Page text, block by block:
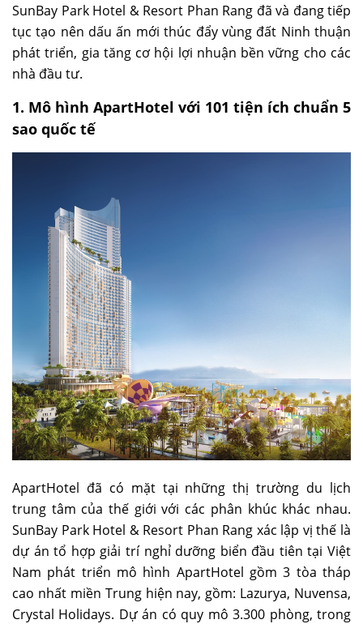
SunBay Park Hotel & Resort Phan Rang đã và đang tiếp
tục tạo nên dấu ấn mới thúc đẩy vùng đất Ninh thuận
phát triển, gia tăng cơ hội lợi nhuận bền vững cho các
nhà đầu tư.
1. Mô hình ApartHotel với 101 tiện ích chuẩn 5
sao quốc tế
ApartHotel đã có mặt tại những thị trường du lịch
trung tâm của thế giới với các phân khúc khác nhau.
SunBay Park Hotel & Resort Phan Rang xác lập vị thế là
dự án tổ hợp giải trí nghỉ dưỡng biển đầu tiên tại Việt
Nam phát triển mô hình ApartHotel gồm 3 tòa tháp
cao nhất miền Trung hiện nay, gồm: Lazurya, Nuvensa,
Crystal Holidays. Dự án có quy mô 3.300 phòng, trong